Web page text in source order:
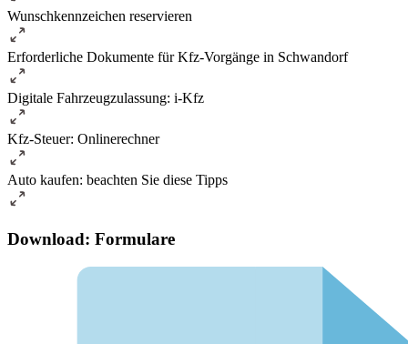
Wunschkennzeichen reservieren
Erforderliche Dokumente für Kfz-Vorgänge in Schwandorf
Digitale Fahrzeugzulassung: i-Kfz
Kfz-Steuer: Onlinerechner
Auto kaufen: beachten Sie diese Tipps
Download: Formulare